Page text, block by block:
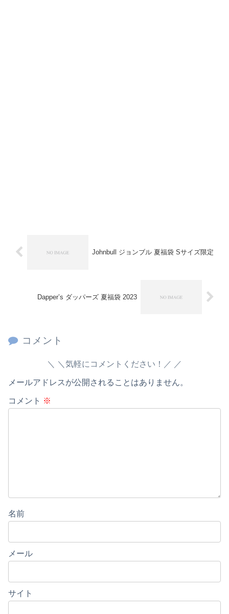
Johnbull ジョンブル 夏福袋 Sサイズ限定
Dapper’s ダッパーズ 夏福袋 2023
コメント
＼気軽にコメントください！／
メールアドレスが公開されることはありません。
コメント ※
名前
メール
サイト